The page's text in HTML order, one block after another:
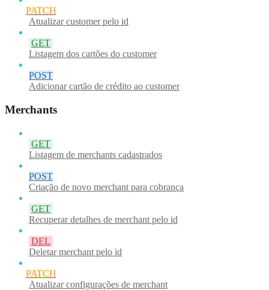
PATCH
Atualizar customer pelo id
GET
Listagem dos cartões do customer
POST
Adicionar cartão de crédito ao customer
Merchants
GET
Listagem de merchants cadastrados
POST
Criação de novo merchant para cobrança
GET
Recuperar detalhes de merchant pelo id
DEL
Deletar merchant pelo id
PATCH
Atualizar configurações de merchant